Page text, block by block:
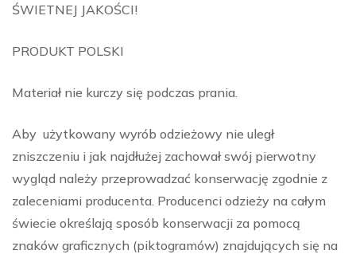
ŚWIETNEJ JAKOŚCI!
PRODUKT POLSKI
Materiał nie kurczy się podczas prania.
Aby użytkowany wyrób odzieżowy nie uległ
zniszczeniu i jak najdłużej zachował swój pierwotny
wygląd należy przeprowadzać konserwację zgodnie z
zaleceniami producenta. Producenci odzieży na całym
świecie określają sposób konserwacji za pomocą
znaków graficznych (piktogramów) znajdujących się na